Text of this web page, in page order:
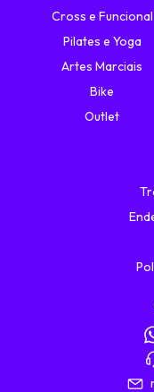
Cross e Funcional
Pilates e Yoga
Artes Marciais
Bike
Outlet